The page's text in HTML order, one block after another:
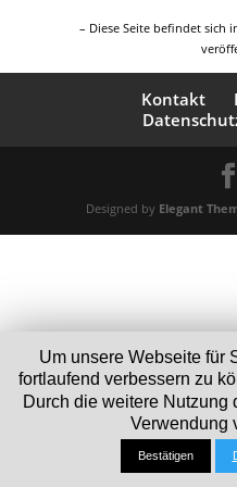
– Diese Seite befindet sich
Kontakt
Designed by Elegant
Um unsere Webseite für
fortlaufend verbessern zu
Durch die weitere Nutzung
Verwendung
Bestätigen